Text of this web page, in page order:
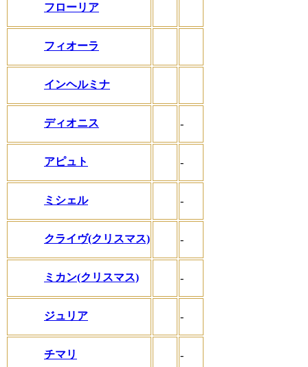
フローリア
フィオーラ
インヘルミナ
ディオニス -
アピュト -
ミシェル -
クライヴ(クリスマス) -
ミカン(クリスマス) -
ジュリア -
チマリ -